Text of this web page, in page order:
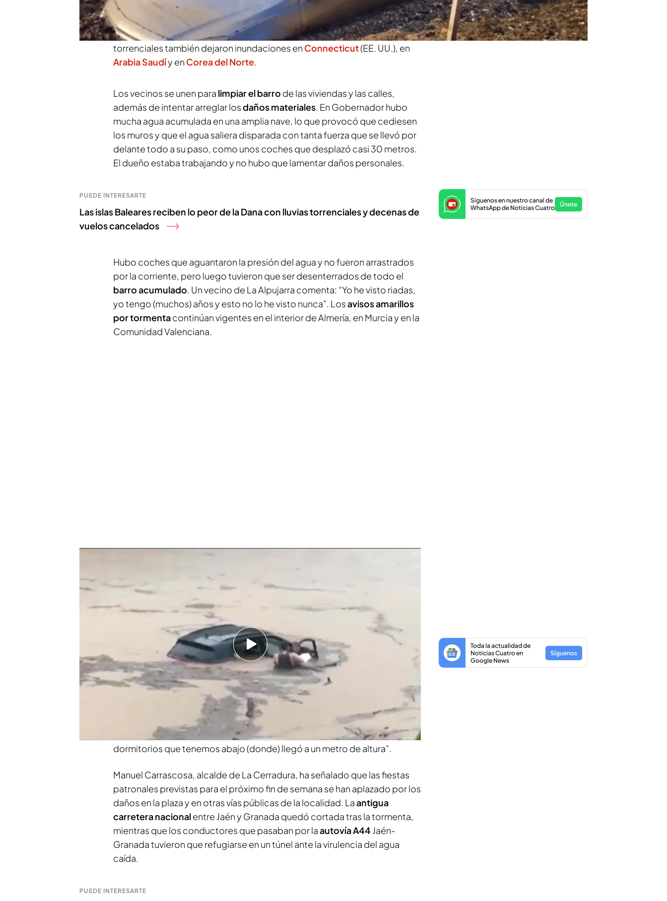
de
la Alpujarra (Granada) donde las fuertes lluvias han provocado la
crecida del río Trevélez. También ha pasado en las calles y casas de las
localidades de Gobernador (Granada) y La Cerradura (Jaén). Las lluvias
torrenciales también dejaron inundaciones en Connecticut(EE. UU.), en
Arabia Saudíy en Corea del Norte.
Los vecinos se unen para limpiar el barro de las viviendas y las calles,
además de intentar arreglar losdaños materiales. En Gobernador hubo
mucha agua acumulada en una amplia nave, lo que provocó que cediesen
los muros y que el agua saliera disparada con tanta fuerza que se llevó por
delante todo a su paso, como unos coches que desplazó casi 30 metros.
El dueño estaba trabajando y no hubo que lamentar daños personales.
PUEDE INTERESARTE
Las islas Baleares reciben lo peor de la Dana con lluvias torrenciales y decenas de
vuelos cancelados
Hubo coches que aguantaron la presión del agua y no fueron arrastrados
por la corriente, pero luego tuvieron que ser desenterrados de todo el
barro acumulado. Un vecino de La Alpujarra comenta: “Yo he visto riadas,
yo tengo (muchos) años y esto no lo he visto nunca”. Losavisos amarillos
por tormentacontinúan vigentes en el interior de Almería, en Murcia y en la
Comunidad Valenciana.
Las lluvias torrenciales azotan Connecticut, en Estados Unidos: un fenómeno que ocurre cada 200 años
PUEDE INTERESARTE
El huracán Debby deja seis muertos a su paso por Florida, Estados Unidos: se
esperan lluvias históricas
En La Cerradura dos tormentas separadas por pocas horas
descargaron hasta 65 litros
Un vecino deLa Cerraduraexpresa: “Ahora mismo estamos
incomunicados, sobre todo los de la parte de arriba no podemos salir
hasta que no quiten todo este lastre”. En La Cerradura dos tormentas
separadas por pocas horas descargaron hasta
65 litros por metro
cuadrado. Otro vecino de La Cerradura asegura: “El agua entró en unos
dormitorios que tenemos abajo (donde) llegó a un metro de altura”.
Síguenos en nuestro canal de
WhatsApp de Noticias Cuatro
Únete
Manuel Carrascosa, alcalde de La Cerradura, ha señalado que las fiestas
patronales previstas para el próximo fin de semana se han aplazado por los
daños en la plaza y en otras vías públicas de la localidad. Laantigua
carretera nacionalentre Jaén y Granada quedó cortada tras la tormenta,
mientras que los conductores que pasaban por laautovía A44 Jaén-
Granada tuvieron que refugiarse en un túnel ante la virulencia del agua
caída.
PUEDE INTERESARTE
Toda la actualidad de
Noticias Cuatro en
Google News
Síguenos